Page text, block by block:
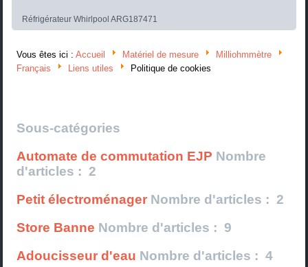
Réfrigérateur Whirlpool ARG187471
Vous êtes ici :Accueil Matériel de mesure
Milliohmmètre
Français
Liens utiles Politique de cookies
Sous-catégories
Automate de commutation EJP Nombre
d'articles : 2
Petit électroménager Nombre d'articles : 2
Store Banne Nombre d'articles : 9
Adoucisseur d'eau Nombre d'articles : 4